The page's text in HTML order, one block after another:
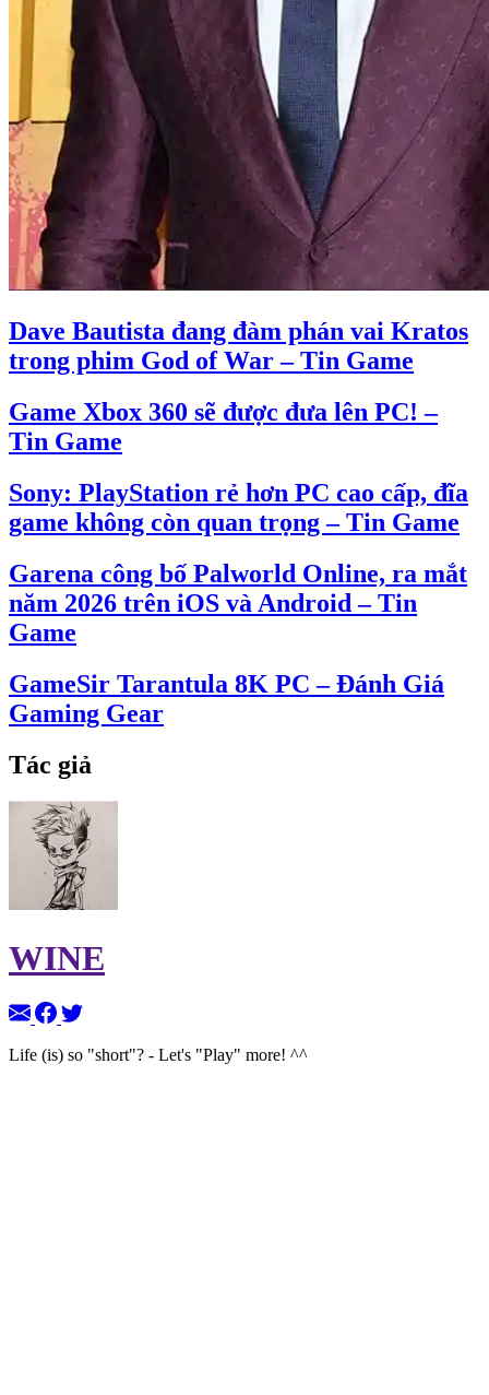
Dave Bautista đang đàm phán vai Kratos
trong phim God of War – Tin Game
Game Xbox 360 sẽ được đưa lên PC! –
Tin Game
Sony: PlayStation rẻ hơn PC cao cấp, đĩa
game không còn quan trọng – Tin Game
Garena công bố Palworld Online, ra mắt
năm 2026 trên iOS và Android – Tin
Game
GameSir Tarantula 8K PC – Đánh Giá
Gaming Gear
Tác giả
WINE
Life (is) so "short"? - Let's "Play" more! ^^